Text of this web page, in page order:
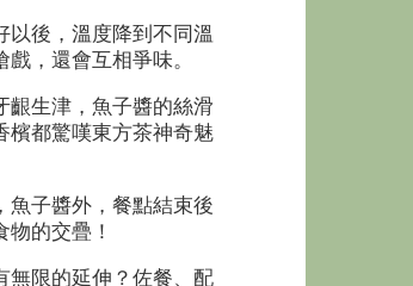
以後，溫度降到不同溫
，還會互相爭味。
齦生津，魚子醬的絲滑
檳都驚嘆東方茶神奇魅
魚子醬外，餐點結束後
的交疊！
無限的延伸？佐餐、配